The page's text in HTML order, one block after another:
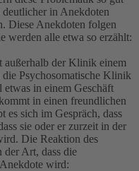
in Anekdoten
Diese Anekdoten folgen
werden alle etwa so erzählt:
außerhalb der Klinik einem
Psychosomatische Klinik
in einem Geschäft
in einen freundlichen
es sich im Gespräch, dass
sie oder er zurzeit in der
Die Reaktion des
der Art, dass die
wird: